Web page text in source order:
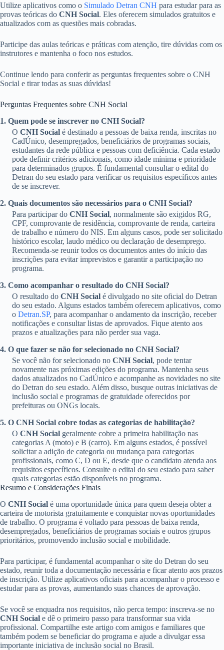
Utilize aplicativos como o Simulado Detran CNH para estudar para as
provas teóricas do CNH Social. Eles oferecem simulados gratuitos e
atualizados com as questões mais cobradas.
Participe das aulas teóricas e práticas com atenção, tire dúvidas com os
instrutores e mantenha o foco nos estudos.
Continue lendo para conferir as perguntas frequentes sobre o CNH
Social e tirar todas as suas dúvidas!
Perguntas Frequentes sobre CNH Social
1. Quem pode se inscrever no CNH Social?
O CNH Social é destinado a pessoas de baixa renda, inscritas no
CadÚnico, desempregados, beneficiários de programas sociais,
estudantes da rede pública e pessoas com deficiência. Cada estado
pode definir critérios adicionais, como idade mínima e prioridade
para determinados grupos. É fundamental consultar o edital do
Detran do seu estado para verificar os requisitos específicos antes
de se inscrever.
2. Quais documentos são necessários para o CNH Social?
Para participar do CNH Social, normalmente são exigidos RG,
CPF, comprovante de residência, comprovante de renda, carteira
de trabalho e número do NIS. Em alguns casos, pode ser solicitado
histórico escolar, laudo médico ou declaração de desemprego.
Recomenda-se reunir todos os documentos antes do início das
inscrições para evitar imprevistos e garantir a participação no
programa.
3. Como acompanhar o resultado do CNH Social?
O resultado do CNH Social é divulgado no site oficial do Detran
do seu estado. Alguns estados também oferecem aplicativos, como
o Detran.SP, para acompanhar o andamento da inscrição, receber
notificações e consultar listas de aprovados. Fique atento aos
prazos e atualizações para não perder sua vaga.
4. O que fazer se não for selecionado no CNH Social?
Se você não for selecionado no CNH Social, pode tentar
novamente nas próximas edições do programa. Mantenha seus
dados atualizados no CadÚnico e acompanhe as novidades no site
do Detran do seu estado. Além disso, busque outras iniciativas de
inclusão social e programas de gratuidade oferecidos por
prefeituras ou ONGs locais.
5. O CNH Social cobre todas as categorias de habilitação?
O CNH Social geralmente cobre a primeira habilitação nas
categorias A (moto) e B (carro). Em alguns estados, é possível
solicitar a adição de categoria ou mudança para categorias
profissionais, como C, D ou E, desde que o candidato atenda aos
requisitos específicos. Consulte o edital do seu estado para saber
quais categorias estão disponíveis no programa.
Resumo e Considerações Finais
O CNH Social é uma oportunidade única para quem deseja obter a
carteira de motorista gratuitamente e conquistar novas oportunidades
de trabalho. O programa é voltado para pessoas de baixa renda,
desempregados, beneficiários de programas sociais e outros grupos
prioritários, promovendo inclusão social e mobilidade.
Para participar, é fundamental acompanhar o site do Detran do seu
estado, reunir toda a documentação necessária e ficar atento aos prazos
de inscrição. Utilize aplicativos oficiais para acompanhar o processo e
estudar para as provas, aumentando suas chances de aprovação.
Se você se enquadra nos requisitos, não perca tempo: inscreva-se no
CNH Social e dê o primeiro passo para transformar sua vida
profissional. Compartilhe este artigo com amigos e familiares que
também podem se beneficiar do programa e ajude a divulgar essa
importante iniciativa de inclusão social no Brasil.